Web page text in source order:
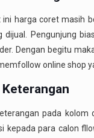
ini harga coret masih
dijual. Pengunjung
Dengan begitu
online shop
pada
kepada para calon